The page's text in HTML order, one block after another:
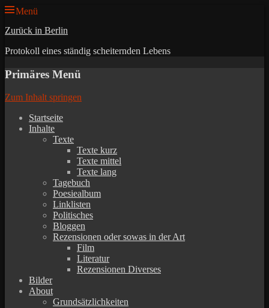
Menü
Zurück in Berlin
Protokoll eines ständig scheiternden Lebens
Primäres Menü
Zum Inhalt springen
Startseite
Inhalte
Texte
Texte kurz
Texte mittel
Texte lang
Tagebuch
Poesiealbum
Linklisten
Politisches
Bloggen
Rezensionen oder sowas in der Art
Film
Literatur
Rezensionen Diverses
Bilder
About
Grundsätzlichkeiten